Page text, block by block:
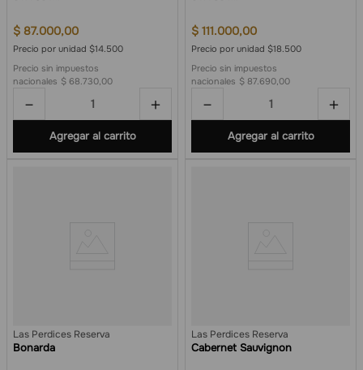
$ 87.000,00
Precio por unidad $14.500
Precio sin impuestos
nacionales $ 68.730,00
＋
－
Agregar al carrito
$ 111.000,00
Precio por unidad $18.500
Precio sin impuestos
nacionales $ 87.690,00
＋
－
Agregar al carrito
Las Perdices Reserva
Bonarda
Las Perdices Reserva
Cabernet Sauvignon